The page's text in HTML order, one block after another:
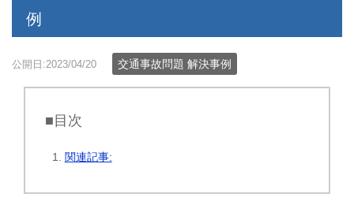
例
公開日:2023/04/20 交通事故問題 解決事例
■目次
関連記事: